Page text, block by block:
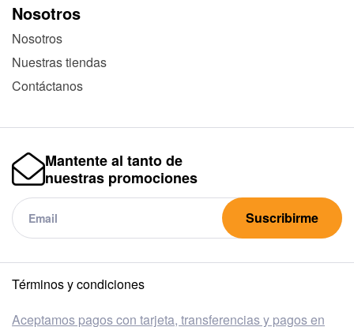
Nosotros
Nosotros
Nuestras tiendas
Contáctanos
Mantente al tanto de
nuestras promociones
Suscribirme
Términos y condiciones
Aceptamos pagos con tarjeta, transferencias y pagos en